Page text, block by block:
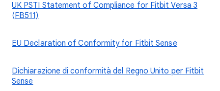
UK PSTI Statement of Compliance for Fitbit Versa 3
(FB511)
EU Declaration of Conformity for Fitbit Sense
Dichiarazione di conformità del Regno Unito per Fitbit
Sense